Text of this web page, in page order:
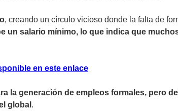
, creando un círculo vicioso donde la falta de
un salario mínimo, lo que indica que
en este enlace
la generación de empleos formales, pero
global .